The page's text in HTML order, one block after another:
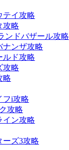
テイ攻略
攻略
ンドバザール攻略
ナンザ攻略
ルド攻略
攻略
略
フi攻略
攻略
イン攻略
ーズ3攻略